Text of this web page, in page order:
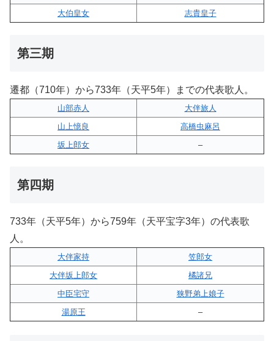
大伯皇女
志貴皇子
第三期
遷都（710年）から733年（天平5年）までの代表歌人。
山部赤人
大伴旅人
山上憶良
高橋虫麻呂
坂上郎女
–
第四期
733年（天平5年）から759年（天平宝字3年）の代表歌
人。
大伴家持
笠郎女
大伴坂上郎女
橘諸兄
中臣宅守
狭野弟上娘子
湯原王
–